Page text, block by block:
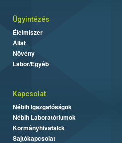
Ügyintézés
Élelmiszer
Állat
Növény
Labor/Egyéb
Kapcsolat
Nébih Igazgatóságok
Nébih Laboratóriumok
Kormányhivatalok
Sajtókapcsolat